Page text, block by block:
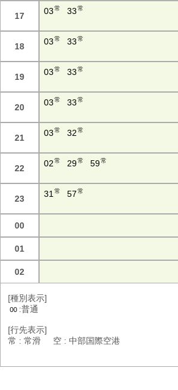
17 03常 33常
18 03常 33常
19 03常 33常
20 03常 33常
21 03常 32常
22 02常 29常 59常
23 31常 57常
00
01
02
[種別表示]
00 :普通
[行先表示]
常 : 常滑 空 : 中部国際空港